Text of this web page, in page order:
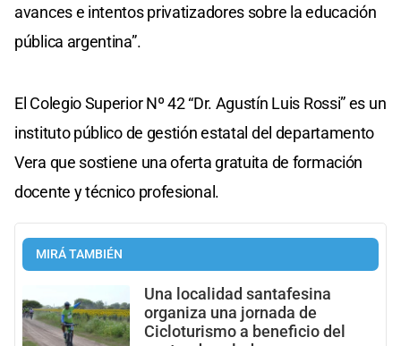
avances e intentos privatizadores sobre la educación
pública argentina”.
El Colegio Superior Nº 42 “Dr. Agustín Luis Rossi” es un
instituto público de gestión estatal del departamento
Vera que sostiene una oferta gratuita de formación
docente y técnico profesional.
MIRÁ TAMBIÉN
Una localidad santafesina
organiza una jornada de
Cicloturismo a beneficio del